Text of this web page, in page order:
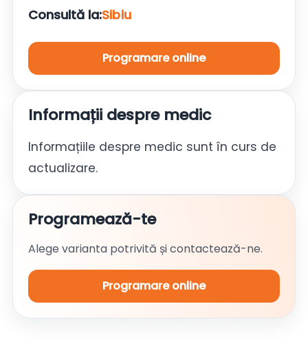
Consultă la:Sibiu
Programare online
Informații despre medic
Informațiile despre medic sunt în curs de
actualizare.
Programează-te
Alege varianta potrivită și contactează-ne.
Programare online